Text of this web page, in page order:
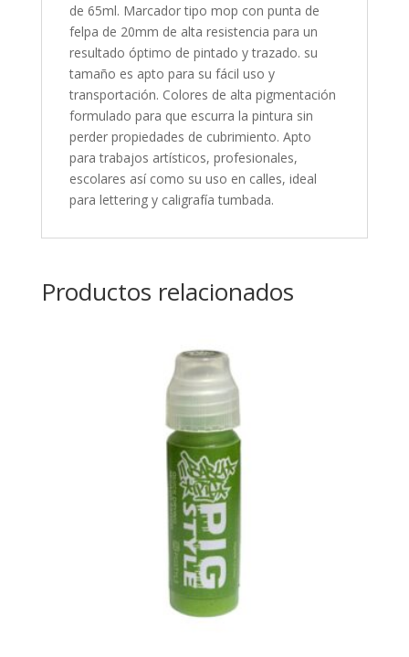
de 65ml. Marcador tipo mop con punta de
felpa de 20mm de alta resistencia para un
resultado óptimo de pintado y trazado. su
tamaño es apto para su fácil uso y
transportación. Colores de alta pigmentación
formulado para que escurra la pintura sin
perder propiedades de cubrimiento. Apto
para trabajos artísticos, profesionales,
escolares así como su uso en calles, ideal
para lettering y caligrafía tumbada.
Productos relacionados